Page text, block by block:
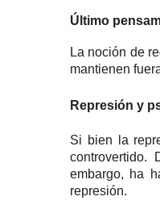
Último
La noción de
mantienen
Represión y
Si bien la
controvertido.
embargo, ha
represión.